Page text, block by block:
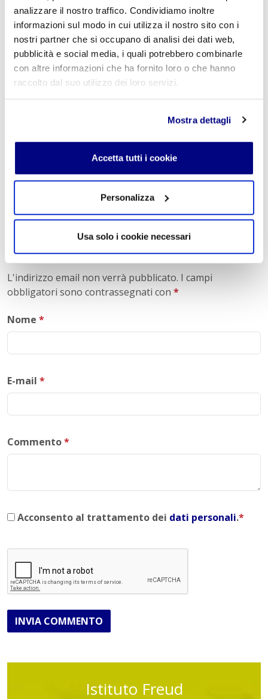
analizzare il nostro traffico. Condividiamo inoltre
informazioni sul modo in cui utilizza il nostro sito con i
nostri partner che si occupano di analisi dei dati web,
pubblicità e social media, i quali potrebbero combinarle
con altre informazioni che ha fornito loro o che hanno
raccolto dal suo utilizzo dei loro servizi.
Mostra dettagli
Accetta tutti i cookie
Personalizza
Usa solo i cookie necessari
al vuoto educativo!Informatica e Turismo Freud
« Indietro
Istituto Paritario S. Freud – Scuola Privata Milano – Scuola
Turismo, Liceo delle Scienze Umane e Liceo Scientifico
02.29409829–www.istitutofreud.it
Scuola Superiore Paritaria Milano -
Scuola Privata Informatica
Scuola Privata Turismo Milano-Liceo delle Scienze Umane
indirizzo Economico Sociale Milano
Liceo Scientifico Milano
Lascia un commento
L'indirizzo email non verrà pubblicato. I campi
obbligatori sono contrassegnati con *
Nome *
E-mail *
Commento*
Acconsento al trattamento dei dati personali.*
INVIA COMMENTO
Istituto Freud